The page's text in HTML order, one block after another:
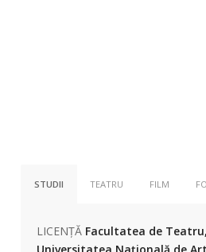
STUDII TEATRU FILM
LICENȚĂ Facultatea de